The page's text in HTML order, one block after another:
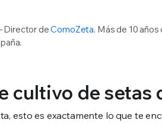
deComoZeta. Más de 10
cultivo de setas
esto es exactamente lo que te